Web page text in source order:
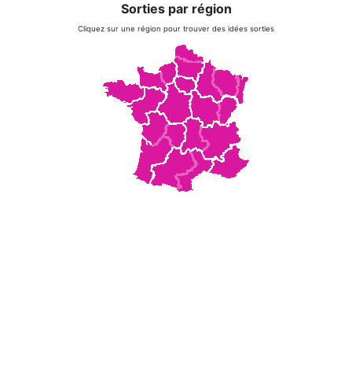
Sorties par région
Cliquez sur une région pour trouver des idées sorties